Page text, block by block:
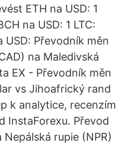
ETH na USD: 1
na USD: 1 LTC:
USD: Převodník měn
na Maledivská
EX - Převodník měn
vs Jihoafrický rand
k analytice, recenzím
InstaForexu. Převod
rupie (NPR)